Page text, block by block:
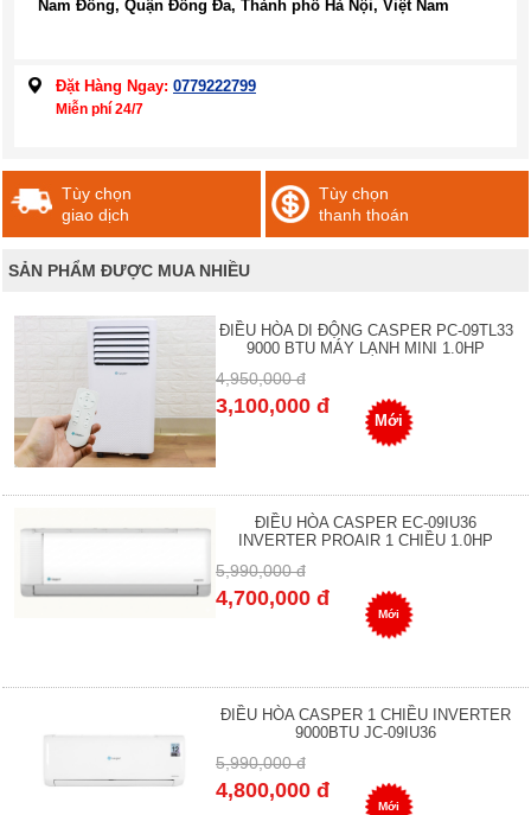
Nam Đồng, Quận Đống Đa, Thành phố Hà Nội, Việt Nam
Đặt Hàng Ngay: 0779222799
Miễn phí 24/7
Tùy chọn
giao dịch
Tùy chọn
thanh thoán
SẢN PHẨM ĐƯỢC MUA NHIỀU
ĐIỀU HÒA DI ĐỘNG CASPER PC-09TL33
9000 BTU MÁY LẠNH MINI 1.0HP
4,950,000 đ
3,100,000 đ
Mới
ĐIỀU HÒA CASPER EC-09IU36
INVERTER PROAIR 1 CHIỀU 1.0HP
5,990,000 đ
4,700,000 đ
Mới
ĐIỀU HÒA CASPER 1 CHIỀU INVERTER
9000BTU JC-09IU36
5,990,000 đ
4,800,000 đ
Mới